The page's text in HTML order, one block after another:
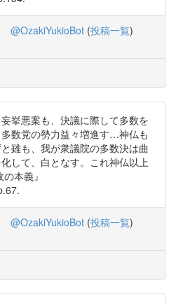
@OzakiYukioBot (投稿一覧)
挙悪案も、決議に際して多数を
数党の勢力益々増進す…神仏も
雖も、我が衆議院の多数決は曲
して、白となす。これ神仏以上
本義』
@OzakiYukioBot (投稿一覧)